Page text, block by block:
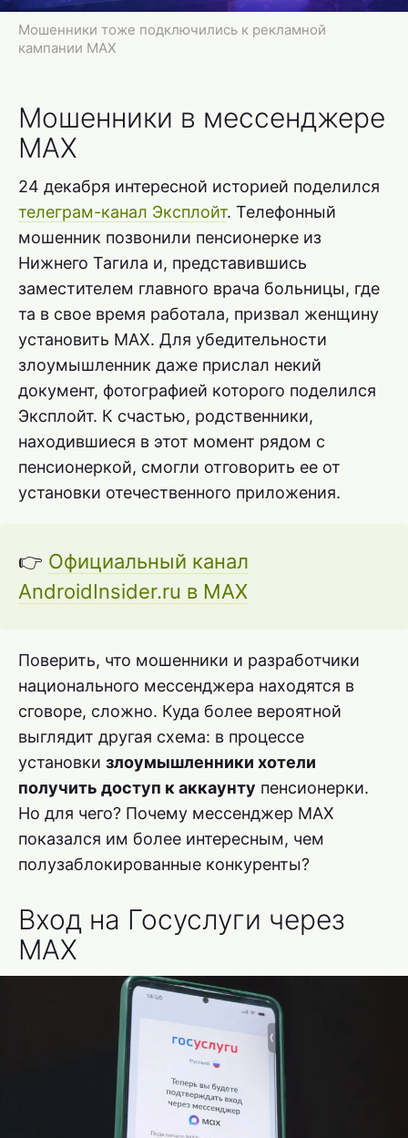
Мошенники тоже подключились к рекламной
кампании MAX
Мошенники в мессенджере
MAX
24 декабря интересной историей поделился
телеграм-канал Эксплойт. Телефонный
мошенник позвонили пенсионерке из
Нижнего Тагила и, представившись
заместителем главного врача больницы, где
та в свое время работала, призвал женщину
установить MAX. Для убедительности
злоумышленник даже прислал некий
документ, фотографией которого поделился
Эксплойт. К счастью, родственники,
находившиеся в этот момент рядом с
пенсионеркой, смогли отговорить ее от
установки отечественного приложения.
👉 Официальный канал
AndroidInsider.ru в MAX
Поверить, что мошенники и разработчики
национального мессенджера находятся в
сговоре, сложно. Куда более вероятной
выглядит другая схема: в процессе
установки злоумышленники хотели
получить доступ к аккаунту пенсионерки.
Но для чего? Почему мессенджер MAX
показался им более интересным, чем
полузаблокированные конкуренты?
Вход на Госуслуги через
MAX